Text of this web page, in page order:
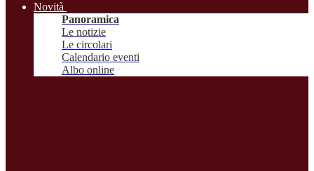
Novità
Panoramica
Le notizie
Le circolari
Calendario eventi
Albo online